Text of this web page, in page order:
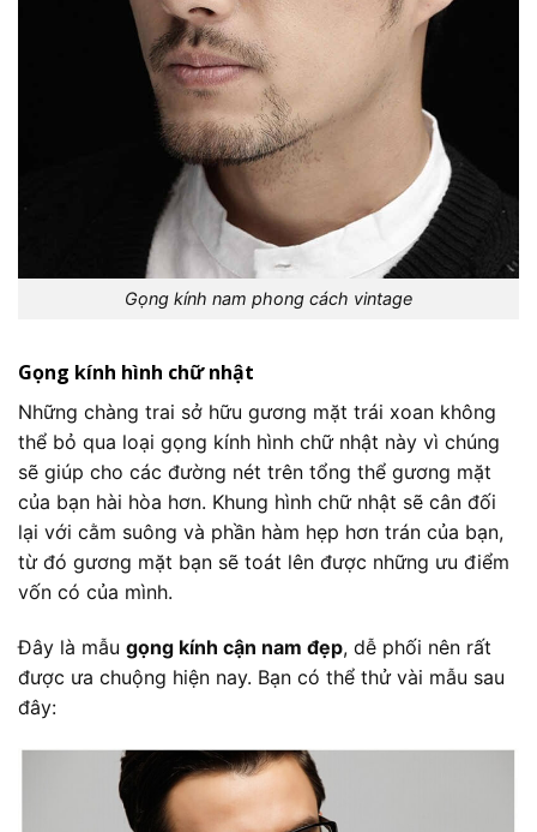
Gọng kính nam phong cách vintage
Gọng kính hình chữ nhật
Những chàng trai sở hữu gương mặt trái xoan không
thể bỏ qua loại gọng kính hình chữ nhật này vì chúng
sẽ giúp cho các đường nét trên tổng thể gương mặt
của bạn hài hòa hơn. Khung hình chữ nhật sẽ cân đối
lại với cằm suông và phần hàm hẹp hơn trán của bạn,
từ đó gương mặt bạn sẽ toát lên được những ưu điểm
vốn có của mình.
Đây là mẫu gọng kính cận nam đẹp, dễ phối nên rất
được ưa chuộng hiện nay. Bạn có thể thử vài mẫu sau
đây: